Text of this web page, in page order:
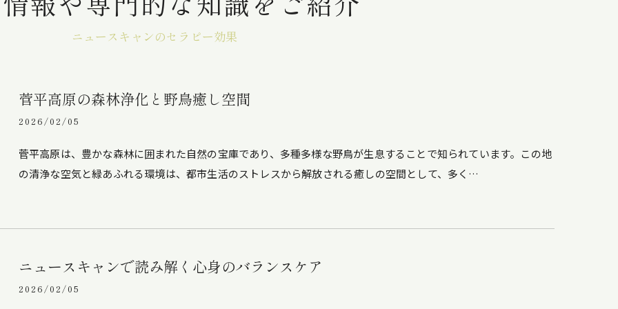
ニュースキャンのセラピー効果
菅平高原の森林浄化と野鳥癒し空間
2026/02/05
菅平高原は、豊かな森林に囲まれた自然の宝庫であり、多種多様な野鳥が生息することで知られています。この地
の清浄な空気と緑あふれる環境は、都市生活のストレスから解放される癒しの空間として、多く…
ニュースキャンで読み解く心身のバランスケア
2026/02/05